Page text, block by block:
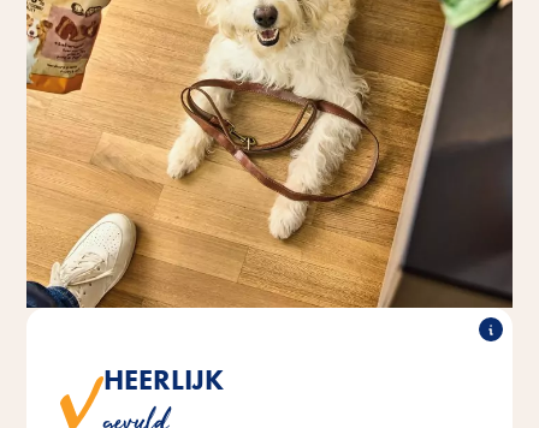
HEERLIJK
hebben een heerlijke extra vulling
die je hond keer op keer zal verassen.